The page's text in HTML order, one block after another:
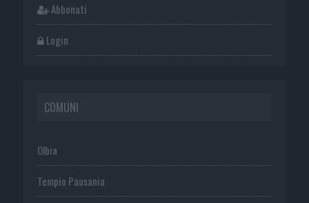
Abbonati
Login
COMUNI
Olbia
Tempio Pausania